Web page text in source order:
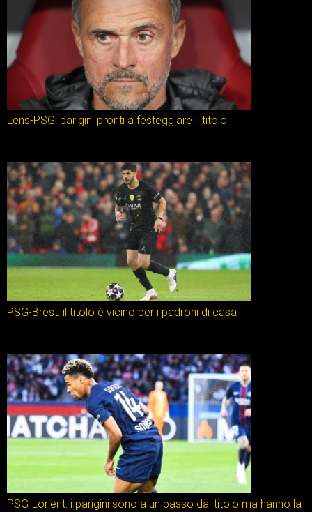
Lens-PSG: parigini pronti a festeggiare il titolo
PSG-Brest: il titolo è vicino per i padroni di casa
PSG-Lorient: i parigini sono a un passo dal titolo ma hanno la